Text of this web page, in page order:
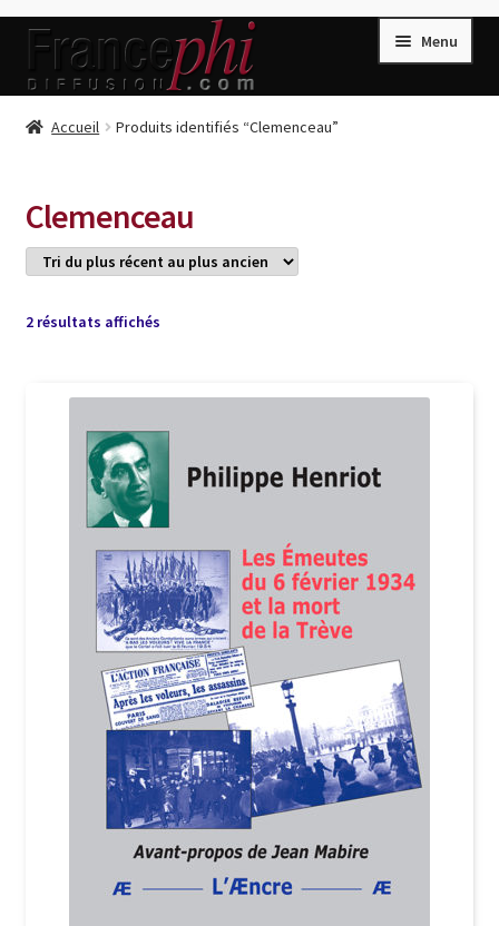
Aller
la
Aller
contenu
Menu
Accueil
Conditions de Vente
Connection
Listes d’Envies
Livres de Peter Randa
Livres de Philippe Randa
Login Customizer
Newsletter
Nous Contacter
Politique de confidentialité et cookies
Qui sommes-nous ?
Soutien à Philippe Randa
Suivi de la Commande
Accueil Produits identifiés “Clemenceau”
Clemenceau
2 résultats affichésTrié
récent
plus
ancien